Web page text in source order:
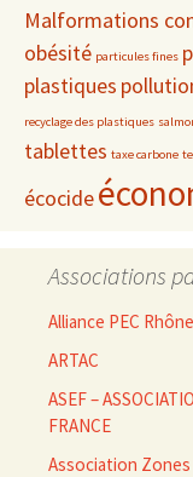
Malformations
obésité particules fines
plastiques
recyclage des plastiques
tablettes taxe carbone
écocide
Associations
Alliance PEC
ARTAC
ASEF –
FRANCE
Association